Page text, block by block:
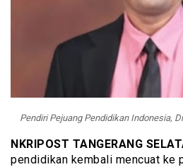
Pendiri Pejuang Pendidikan Indonesia,
NKRIPOST TANGERANG
pendidikan kembali mencuat ke